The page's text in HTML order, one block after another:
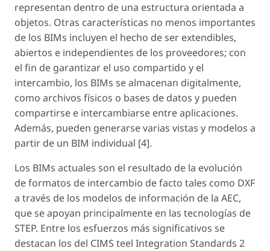
representan dentro de una estructura orientada a
objetos. Otras características no menos importantes
de los BIMs incluyen el hecho de ser extendibles,
abiertos e independientes de los proveedores; con
el fin de garantizar el uso compartido y el
intercambio, los BIMs se almacenan digitalmente,
como archivos físicos o bases de datos y pueden
compartirse e intercambiarse entre aplicaciones.
Además, pueden generarse varias vistas y modelos a
partir de un BIM individual [4].
Los BIMs actuales son el resultado de la evolución
de formatos de intercambio de facto tales como DXF
a través de los modelos de información de la AEC,
que se apoyan principalmente en las tecnologías de
STEP. Entre los esfuerzos más significativos se
destacan los del CIMS teel Integration Standards 2